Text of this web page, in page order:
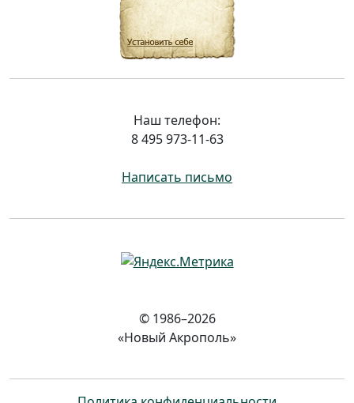
Наш телефон:
8 495 973-11-63
Написать письмо
© 1986–2026
«Новый Акрополь»